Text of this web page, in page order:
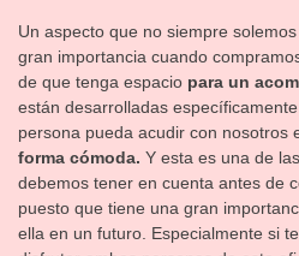
Un aspecto que no siempre
gran importancia cuando
de que tenga espacio para un
están desarrolladas
persona pueda acudir con nosotros
forma cómoda. Y esta es una de
debemos tener en cuenta antes de
puesto que tiene una gran
ella en un futuro. Especialmente si